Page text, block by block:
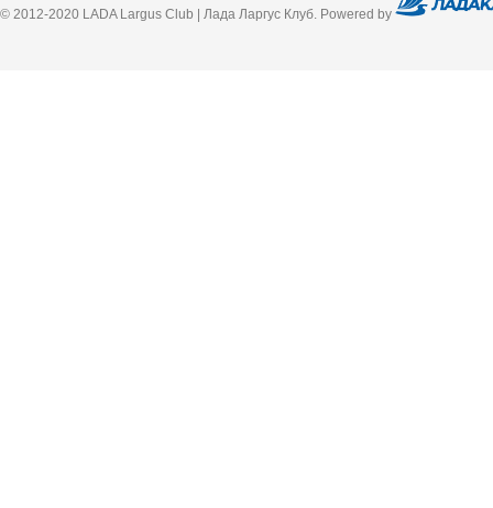
© 2012-2020 LADA Largus Club | Лада Ларгус Клуб. Powered by